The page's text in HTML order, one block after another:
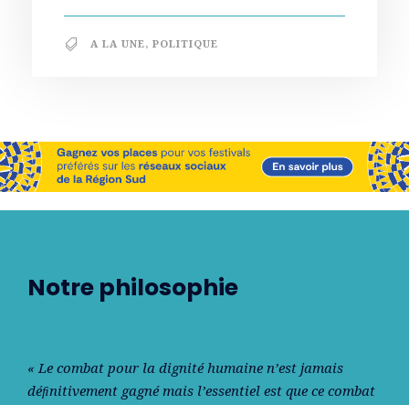
A LA UNE, POLITIQUE
Notre philosophie
« Le combat pour la dignité humaine n’est jamais
déﬁnitivement gagné mais l’essentiel est que ce combat